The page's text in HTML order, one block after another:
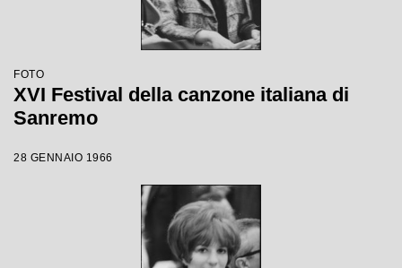
FOTO
XVI Festival della canzone italiana di
Sanremo
28 GENNAIO 1966